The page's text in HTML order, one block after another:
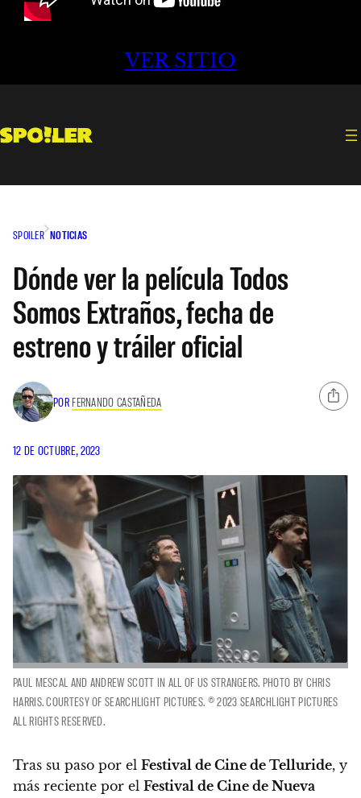
VER SITIO
SPOILER NOTICIAS
Dónde ver la película Todos
Somos Extraños, fecha de
estreno y tráiler oficial
POR FERNANDO CASTAÑEDA
12 DE OCTUBRE, 2023
PAUL MESCAL AND ANDREW SCOTT IN ALL OF US STRANGERS. PHOTO BY CHRIS
HARRIS. COURTESY OF SEARCHLIGHT PICTURES. © 2023 SEARCHLIGHT PICTURES
ALL RIGHTS RESERVED.
Tras su paso por el Festival de Cine de Telluride, y
más reciente por el Festival de Cine de Nueva